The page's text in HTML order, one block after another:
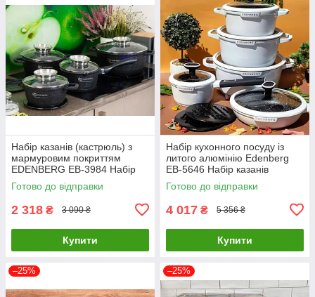
Набір казанів (кастрюль) з
мармуровим покриттям
EDENBERG EB-3984 Набір
кухонного посуду 8 предметів
Готово до відправки
2 318 ₴ 3 090 ₴
Купити
Набір кухонного посуду із
литого алюмінію Edenberg
EB-5646 Набір казанів
(кастрюль) 12 предметів
Готово до відправки
4 017 ₴ 5 356 ₴
Купити
–25% –25%